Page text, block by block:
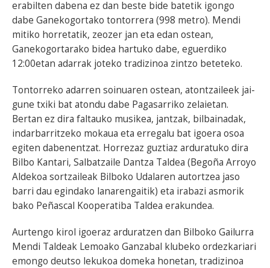
erabilten dabena ez dan beste bide batetik igongo
dabe Ganekogortako tontorrera (998 metro). Mendi
mitiko horretatik, zeozer jan eta edan ostean,
Ganekogortarako bidea hartuko dabe, eguerdiko
12:00etan adarrak joteko tradizinoa zintzo beteteko.
Tontorreko adarren soinuaren ostean, atontzaileek jai-
gune txiki bat atondu dabe Pagasarriko zelaietan.
Bertan ez dira faltauko musikea, jantzak, bilbainadak,
indarbarritzeko mokaua eta erregalu bat igoera osoa
egiten dabenentzat. Horrezaz guztiaz arduratuko dira
Bilbo Kantari, Salbatzaile Dantza Taldea (Begoña Arroyo
Aldekoa sortzaileak Bilboko Udalaren autortzea jaso
barri dau egindako lanarengaitik) eta irabazi asmorik
bako Peñascal Kooperatiba Taldea erakundea.
Aurtengo kirol igoeraz arduratzen dan Bilboko Gailurra
Mendi Taldeak Lemoako Ganzabal klubeko ordezkariari
emongo deutso lekukoa domeka honetan, tradizinoa